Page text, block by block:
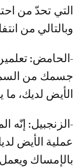
التي تحدّ من
وبالتالي من
-الحامض:
جسمك من
الأيض لديك،
-الزنجبيل:
عملية الأيض
بالإمساك